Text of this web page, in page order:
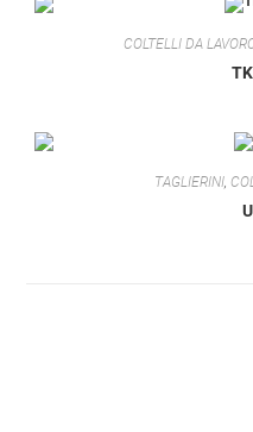
COLTELLI DA
TAGLIERINI,